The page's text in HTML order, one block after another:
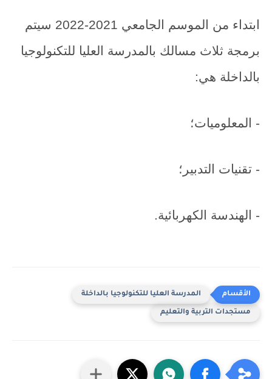
ابتداء من الموسم الجامعي 2021-2022 سيتم
برمجة ثلاث مسالك بالمدرسة العليا للتكنولوجيا
بالداخلة هي:
- المعلوميات؛
- تقنيات التدبير؛
- الهندسة الكهربائية.
المدرسة العليا للتكنولوجيا بالداخلة
مستجدات التربية والتعليم